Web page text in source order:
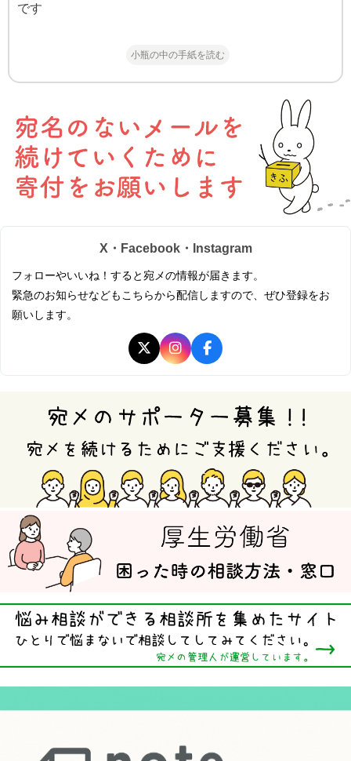
です
小瓶の中の手紙を読む
X・Facebook・Instagram
フォローやいいね！すると宛メの情報が届きます。
緊急のお知らせなどもこちらから配信しますので、ぜひ登録をお
願いします。